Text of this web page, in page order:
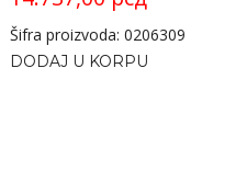
Šifra proizvoda: 0206309
DODAJ U KORPU